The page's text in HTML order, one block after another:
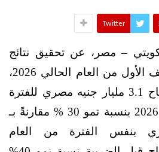
Twitter
– مصر، عن تحقيق نتائج
مالية قوية خلال النصف الأول من العام الحالي 2026،
حيث سجل صافي أرباح 3.1 مليار جنيه مصري للفترة
المنتهية في 30 يونيو 2026 بنسبة نمو 30 % مقارنةً بـ
بنفس الفترة من العام